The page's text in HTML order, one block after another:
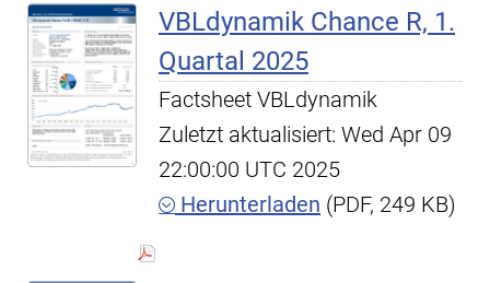
VBLdynamik Chance R, 1.
Quartal 2025
Factsheet VBLdynamik
Zuletzt aktualisiert: Wed Apr 09
22:00:00 UTC 2025
Herunterladen (PDF, 249 KB)